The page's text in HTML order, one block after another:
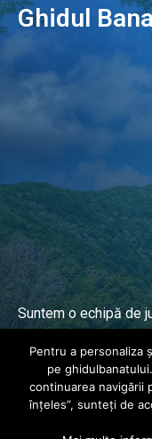
Ghidul
Suntem o echipă de
ani.
Pentru a personaliza
pe
continuarea navigării
înțeles”, sunteți de